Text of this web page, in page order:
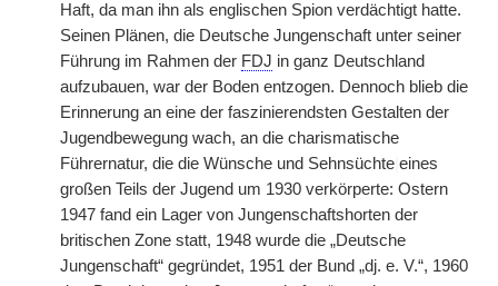
Haft, da man ihn als englischen Spion verdächtigt hatte.
Seinen Plänen, die Deutsche Jungenschaft unter seiner
Führung im Rahmen der FDJ in ganz Deutschland
aufzubauen, war der Boden entzogen. Dennoch blieb die
Erinnerung an eine der faszinierendsten Gestalten der
Jugendbewegung wach, an die charismatische
Führernatur, die die Wünsche und Sehnsüchte eines
großen Teils der Jugend um 1930 verkörperte: Ostern
1947 fand ein Lager von Jungenschaftshorten der
britischen Zone statt, 1948 wurde die „Deutsche
Jungenschaft“ gegründet, 1951 der Bund „dj. e. V.“, 1960